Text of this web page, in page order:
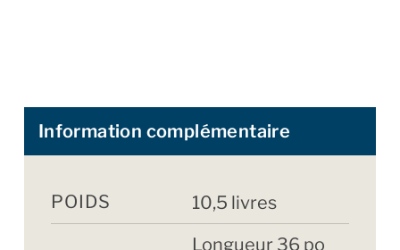
Information complémentaire
POIDS 10,5 livres
Longueur 36 po